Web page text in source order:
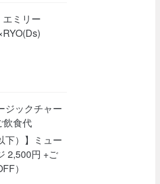
エミリー
ジックチャー
飲食代
下）】ミュー
2,500円 +ご
）